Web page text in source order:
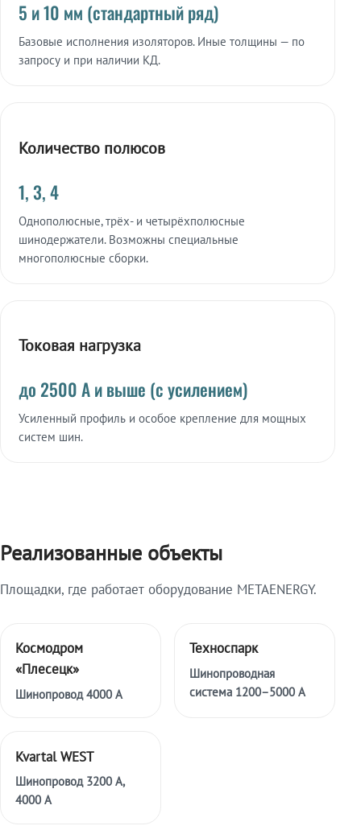
5 и 10 мм (стандартный ряд)
Базовые исполнения изоляторов. Иные толщины — по
запросу и при наличии КД.
Количество полюсов
1, 3, 4
Однополюсные, трёх- и четырёхполюсные
шинодержатели. Возможны специальные
многополюсные сборки.
Токовая нагрузка
до 2500 А и выше (с усилением)
Усиленный профиль и особое крепление для мощных
систем шин.
Реализованные объекты
Площадки, где работает оборудование METAENERGY.
Космодром
«Плесецк»
Шинопровод 4000 А
Техноспарк
Шинопроводная
система 1200–5000 А
Kvartal WEST
Шинопровод 3200 А,
4000 А